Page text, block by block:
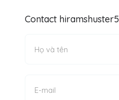
Contact hiramshuster5